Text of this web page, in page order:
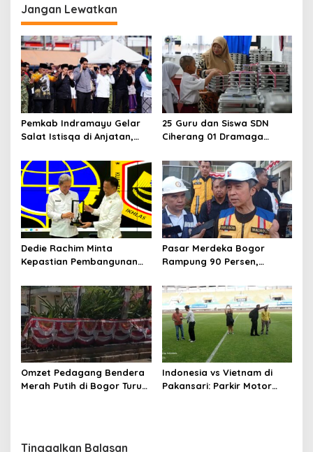
Jangan Lewatkan
Pemkab Indramayu Gelar
Salat Istisqa di Anjatan,
Masyarakat Kuatkan
Ikhtiar Atasi Kekeringan
25 Guru dan Siswa SDN
Ciherang 01 Dramaga
Makanan Bergizi Gratis
Dedie Rachim Minta
Kepastian Pembangunan
Kemenhub
Pasar Merdeka Bogor
Rampung 90 Persen,
September 2026
Omzet Pedagang Bendera
Merah Putih di Bogor Turun,
Indonesia vs Vietnam di
Pakansari: Parkir Motor
Tinggalkan Balasan